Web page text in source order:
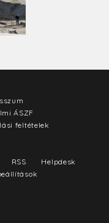
ÁSZF
feltételek
RSS
Helpdesk